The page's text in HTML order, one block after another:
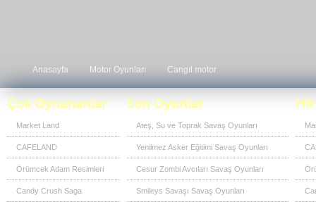
Anasayfa Motor Oyunları Cangıl motor
Market Land
CAFELAND
Örümcek Adam Resimleri
Candy Crush Saga
Ateş, Su ve Toprak Savaş Oyunları
Yenilmez Asker Eğitimi Savaş Oyunları
Cesur Zombi Avcıları Savaş Oyunları
Smileys Savaşı Savaş Oyunları